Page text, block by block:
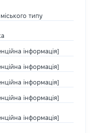
типу
інформація]
інформація]
інформація]
інформація]
інформація]